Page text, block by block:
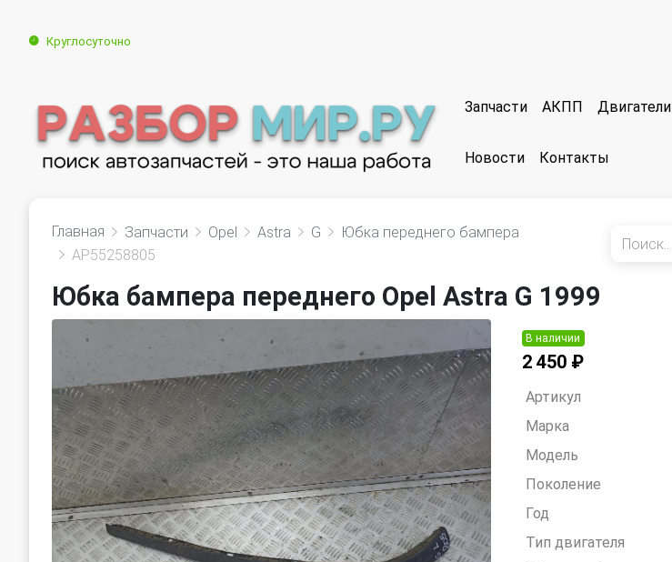
Круглосуточно
Запчасти АКПП Двигатели
Новости Контакты
Главная Запчасти Opel Astra G
Юбка переднего бампера
AP55258805
Юбка бампера переднего Opel Astra G 1999
В наличии
2 450 ₽
Артикул
Марка
Модель
Поколение
Год
Тип двигателя